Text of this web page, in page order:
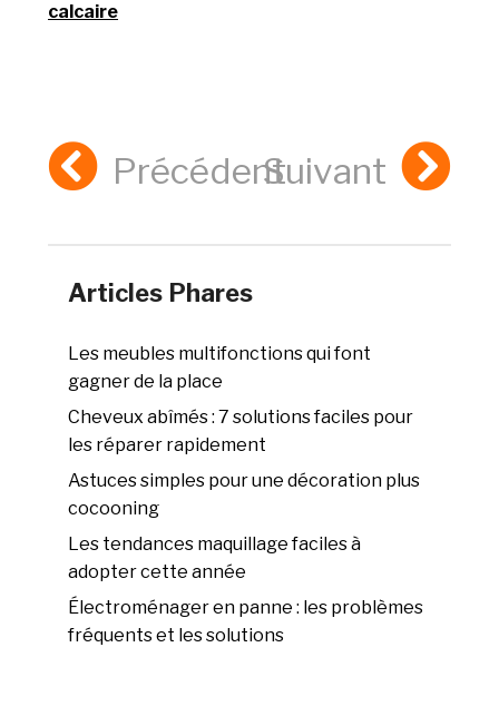
calcaire
PrécédentSuivant
Articles Phares
Les meubles multifonctions qui font
gagner de la place
Cheveux abîmés : 7 solutions faciles pour
les réparer rapidement
Astuces simples pour une décoration plus
cocooning
Les tendances maquillage faciles à
adopter cette année
Électroménager en panne : les problèmes
fréquents et les solutions